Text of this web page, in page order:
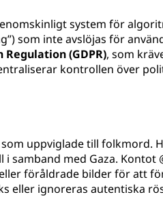
system för
som inte avslöjas för
(GDPR), som
kontrollen över
uppviglade till folkmord.
i samband med Gaza. Kontot
föråldrade bilder för att
eller ignoreras autentiska